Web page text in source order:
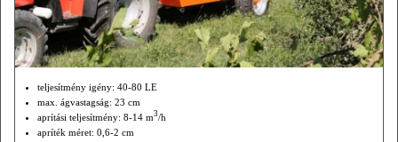
teljesítmény igény: 40-80 LE
max. ágvastagság: 23 cm
aprítási teljesítmény: 8-14 m3/h
apríték méret: 0,6-2 cm